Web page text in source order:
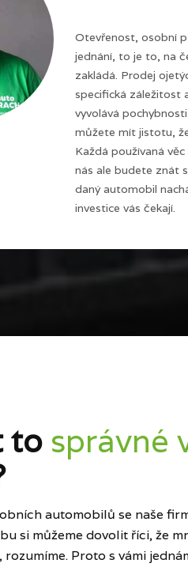
Otevřenost, osobní
jednání, to je to, na
zakládá. Prodej
specifická záležitost
vyvolává
můžete mít jistotu,
Každá používaná
nás ale budete znát
daný automobil
investice vás čekají.
to správné
automobilů se naše
si můžeme dovolit říci, že
Proto s vámi